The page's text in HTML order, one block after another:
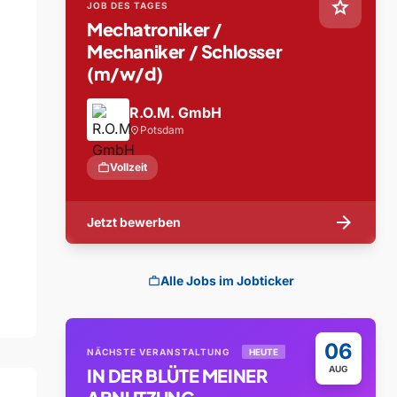
star
JOB DES TAGES
Mechatroniker /
Mechaniker / Schlosser
(m/w/d)
R.O.M. GmbH
location_on Potsdam
workVollzeit
Jetzt bewerben arrow_forward
workAlle Jobs im Jobticker
06
AUG
NÄCHSTE VERANSTALTUNG HEUTE
IN DER BLÜTE MEINER